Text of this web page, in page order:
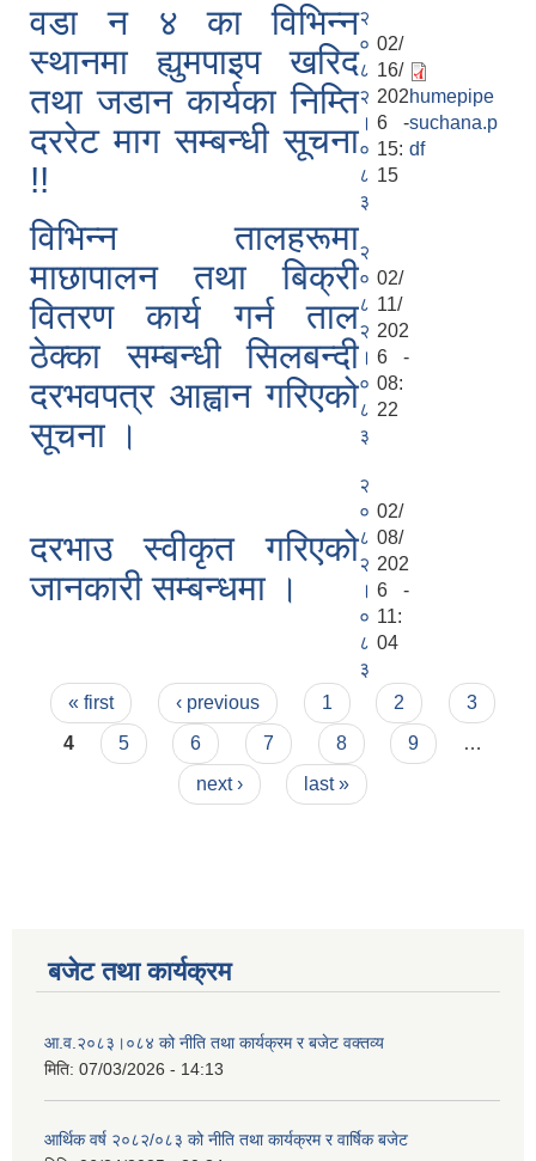
वडा न ४ का विभिन्न
स्थानमा ह्युमपाइप खरिद
तथा जडान कार्यका निम्ति
दररेट माग सम्बन्धी सूचना
!!
२
०
८
२
।
०
८
३
02/
16/
202
6 -
15:
15
humepipe
suchana.p
df
विभिन्न तालहरूमा
माछापालन तथा बिक्री
वितरण कार्य गर्न ताल
ठेक्का सम्बन्धी सिलबन्दी
दरभवपत्र आह्वान गरिएको
सूचना ।
२
०
८
२
।
०
८
३
02/
11/
202
6 -
08:
22
दरभाउ स्वीकृत गरिएको
जानकारी सम्बन्धमा ।
२
०
८
२
।
०
८
३
02/
08/
202
6 -
11:
04
Pages
« first ‹ previous 1 2
3
4
5 6 7 8 9
…
next ›
last »
बजेट तथा कार्यक्रम
आ.व.२०८३।०८४ को नीति तथा कार्यक्रम र बजेट वक्तव्य
मिति: 07/03/2026 - 14:13
आर्थिक वर्ष २०८२/०८३ को नीति तथा कार्यक्रम र वार्षिक बजेट